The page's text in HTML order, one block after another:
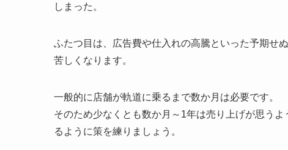
しまった。
ふたつ目は、広告費や仕入れの高騰といった予期せ
苦しくなります。
一般的に店舗が軌道に乗るまで数か月は必要です。
そのため少なくとも数か月～1年は売り上げが思う
るように策を練りましょう。